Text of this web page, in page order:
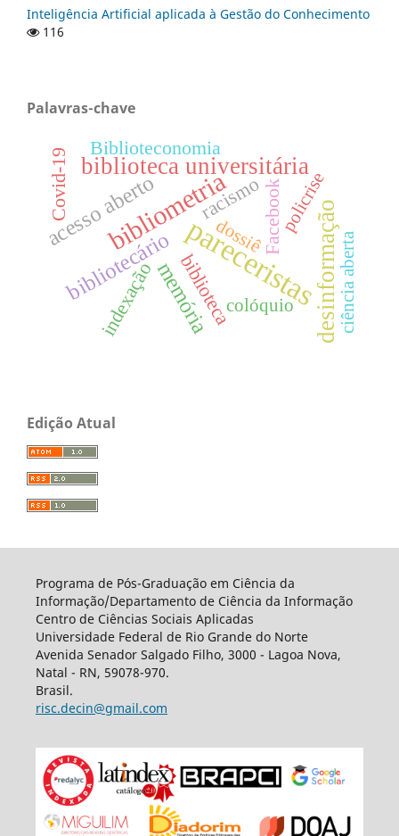
Inteligência Artificial aplicada à Gestão do Conhecimento
116
Palavras-chave
pareceristas
bibliometria desinformação
biblioteca universitária
acesso aberto
bibliotecáriomemória
Biblioteconomia
Facebook
racismo
biblioteca
indexação
Covid-19
dossiê
policrise
colóquio ciência aberta
Edição Atual
Programa de Pós-Graduação em Ciência da
Informação/Departamento de Ciência da Informação
Centro de Ciências Sociais Aplicadas
Universidade Federal de Rio Grande do Norte
Avenida Senador Salgado Filho, 3000 - Lagoa Nova,
Natal - RN, 59078-970.
Brasil.
risc.decin@gmail.com